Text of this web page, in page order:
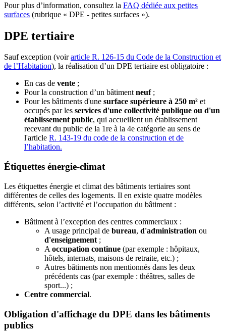
Pour plus d’information, consultez la FAQ dédiée aux petites
surfaces (rubrique « DPE - petites surfaces »).
DPE tertiaire
Sauf exception (voirarticle R. 126-15 du Code de la Construction et
de l’Habitation), la réalisation d’un DPE tertiaire est obligatoire :
En cas de vente ;
Pour la construction d’un bâtimentneuf ;
Pour les bâtiments d'une surface supérieure à 250 m² et
occupés par les services d'une collectivité publique ou d'un
établissement public, qui accueillent un établissement
recevant du public de la 1re à la 4e catégorie au sens de
l'article R. 143-19 du code de la construction et de
l’habitation.
Étiquettes énergie-climat
Les étiquettes énergie et climat des bâtiments tertiaires sont
différentes de celles des logements. Il en existe quatre modèles
différents, selon l’activité et l’occupation du bâtiment :
Bâtiment à l’exception des centres commerciaux :
A usage principal de bureau, d'administration ou
d'enseignement ;
A occupation continue (par exemple : hôpitaux,
hôtels, internats, maisons de retraite, etc.) ;
Autres bâtiments non mentionnés dans les deux
précédents cas (par exemple : théâtres, salles de
sport...) ;
Centre commercial.
Obligation d'affichage du DPE dans les bâtiments
publics